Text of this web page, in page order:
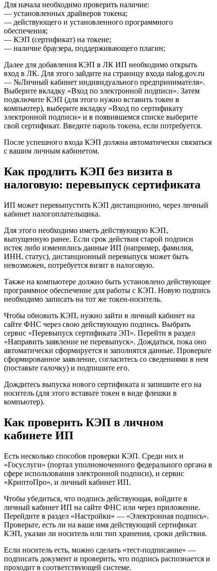
Для начала необходимо проверить наличие:
— установленных драйверов токена;
— действующего и установленного программного
обеспечения;
— КЭП (сертификат) на токене;
— наличие браузера, поддерживающего плагин;
Далее для добавления КЭП в ЛК ИП необходимо открыть
вход в ЛК. Для этого зайдите на страницу входа nalog.gov.ru
— №Личный кабинет индивидуального предпринимателя».
Выберите вкладку «Вход по электронной подписи». Затем
подключите КЭП (для этого нужно вставить токен в
компьютер), выберите вкладку «Вход по сертификату
электронной подписи» и в появившемся списке выберите
свой сертификат. Введите пароль токена, если потребуется.
После успешного входа КЭП должна автоматически связаться
с вашим личным кабинетом.
Как продлить КЭП без визита в
налоговую: перевыпуск сертификата
ИП может перевыпустить КЭП дистанционно, через личный
кабинет налогоплательщика.
Для этого необходимо иметь действующую КЭП,
выпущенную ранее. Если срок действия старой подписи
истек либо изменились данные ИП (например, фамилия,
ИНН, статус), дистанционный перевыпуск может быть
невозможен, потребуется визит в налоговую.
Также на компьютере должно быть установлено действующее
программное обеспечение для работы с КЭП. Новую подпись
необходимо записать на тот же токен-носитель.
Чтобы обновить КЭП, нужно зайти в личный кабинет на
сайте ФНС через свою действующую подпись. Выбрать
сервис «Перевыпуск сертификата ЭП». Перейти в раздел
«Направить заявление не перевыпуск». Дождаться, пока оно
автоматически сформируется и заполнятся данные. Проверьте
сформированное заявление, согласитесь со сведениями в нем
(поставьте галочку) и подпишите его.
Дождитесь выпуска нового сертификата и запишите его на
носитель (для этого вставьте токен в виде флешки в
компьютер).
Как проверить КЭП в личном
кабинете ИП
Есть несколько способов проверки КЭП. Среди них и
«Госуслуги» (портал уполномоченного федерального органа в
сфере использования электронной подписи), и сервис
«КриптоПро», и личный кабинет ИП.
Чтобы убедиться, что подпись действующая, войдите в
личный кабинет ИП на сайте ФНС или через приложение.
Перейдите в раздел «Настройки» — «Электронная подпись».
Проверьте, есть ли на ваше имя действующий сертификат
КЭП, указан ли носитель или тип хранения, сроки действия.
Если носитель есть, можно сделать «тест-подписание» —
подписать документ и проверить, что подпись распознается и
проходит в соответствующей системе.